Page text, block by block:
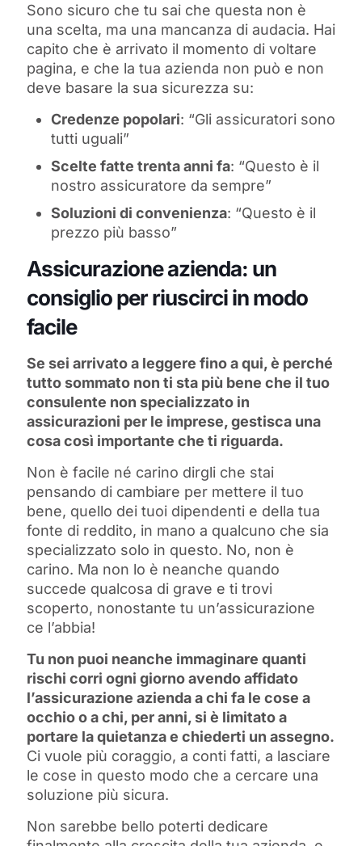
Sono sicuro che tu sai che questa non è
una scelta, ma una mancanza di audacia. Hai
capito che è arrivato il momento di voltare
pagina, e che la tua azienda non può e non
deve basare la sua sicurezza su:
Credenze popolari: “Gli assicuratori sono
tutti uguali”
Scelte fatte trenta anni fa: “Questo è il
nostro assicuratore da sempre”
Soluzioni di convenienza: “Questo è il
prezzo più basso”
Assicurazione azienda: un
consiglio per riuscirci in modo
facile
Se sei arrivato a leggere fino a qui, è perché
tutto sommato non ti sta più bene che il tuo
consulente non specializzato in
assicurazioni per le imprese, gestisca una
cosa così importante che ti riguarda.
Non è facile né carino dirgli che stai
pensando di cambiare per mettere il tuo
bene, quello dei tuoi dipendenti e della tua
fonte di reddito, in mano a qualcuno che sia
specializzato solo in questo. No, non è
carino. Ma non lo è neanche quando
succede qualcosa di grave e ti trovi
scoperto, nonostante tu un’assicurazione
ce l’abbia!
Tu non puoi neanche immaginare quanti
rischi corri ogni giorno avendo affidato
l’assicurazione azienda a chi fa le cose a
occhio o a chi, per anni, si è limitato a
portare la quietanza e chiederti un assegno.
Ci vuole più coraggio, a conti fatti, a lasciare
le cose in questo modo che a cercare una
soluzione più sicura.
Non sarebbe bello poterti dedicare